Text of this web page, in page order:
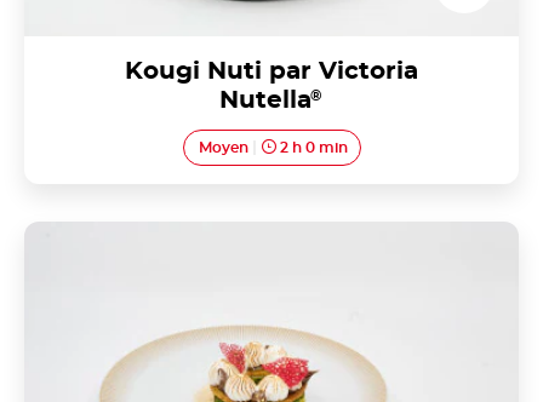
Kougi Nuti par Victoria
Nutella®
Moyen 2 h 0 min